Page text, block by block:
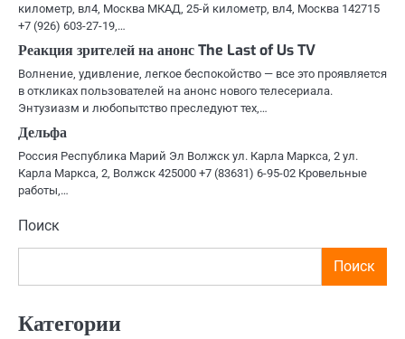
километр, вл4, Москва МКАД, 25-й километр, вл4, Москва 142715
+7 (926) 603-27-19,…
Реакция зрителей на анонс The Last of Us TV
Волнение, удивление, легкое беспокойство — все это проявляется
в откликах пользователей на анонс нового телесериала.
Энтузиазм и любопытство преследуют тех,…
Дельфа
Россия Республика Марий Эл Волжск ул. Карла Маркса, 2 ул.
Карла Маркса, 2, Волжск 425000 +7 (83631) 6-95-02 Кровельные
работы,…
Поиск
Поиск
Категории